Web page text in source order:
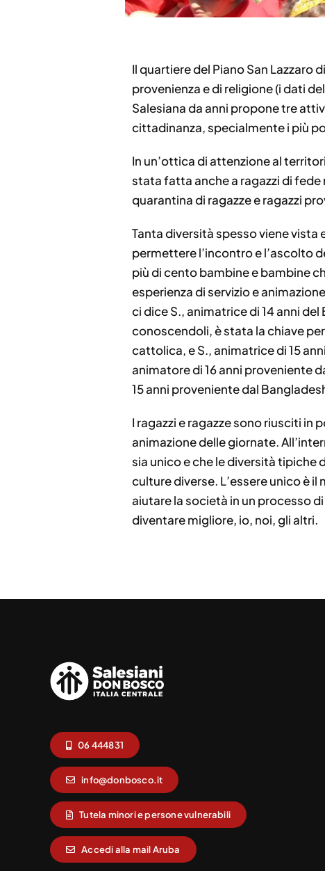
Il quartiere del Piano San
provenienza e di religione (i dati
Salesiana da anni propone tre
cittadinanza, specialmente i più
In un’ottica di attenzione al
stata fatta anche a ragazzi di
quarantina di ragazze e ragazzi
Tanta diversità spesso viene
permettere l’incontro e l’ascolto
più di cento bambine e bambine
esperienza di servizio e
ci dice S., animatrice di 14 anni
conoscendoli, è stata la chiave
cattolica, e S., animatrice di 15
animatore di 16 anni proveniente
15 anni proveniente dal
I ragazzi e ragazze sono riusciti in
animazione delle giornate.
sia unico e che le diversità tipiche
culture diverse. L’essere unico è
aiutare la società in un processo
diventare migliore, io, noi, gli altri.
06 444831
info@donbosco.it
Tutela minori e persone vulnerabili
Accedi alla mail Aruba